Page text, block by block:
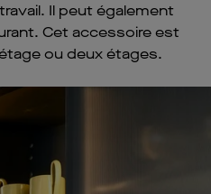
Il peut également
Cet accessoire est
ou deux étages.